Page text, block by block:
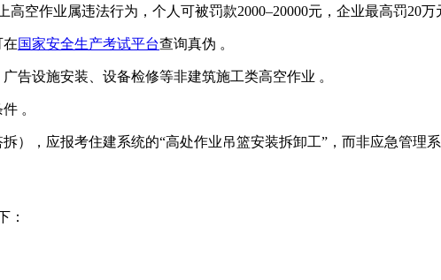
空作业属违法行为‌，个人可被罚款2000–20000元，企业最高罚20万
在国家安全生产考试平台查询真伪 ‌‌。
告设施安装、设备检修等‌非建筑施工类高空作业‌ ‌‌。
。
），应报考‌住建系统‌的“高处作业吊篮安装拆卸工”，而非应急管理系
：